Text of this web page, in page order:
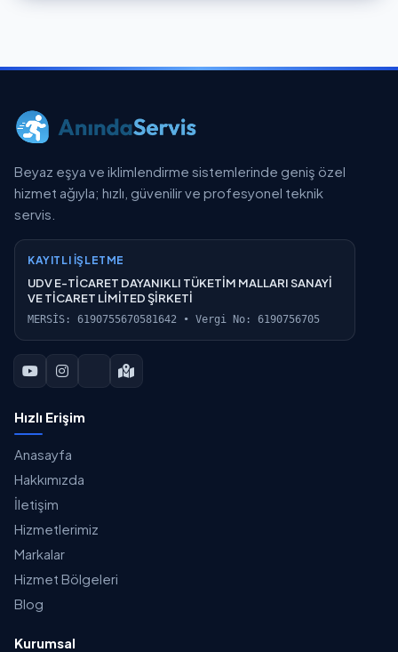
Beyaz eşya ve iklimlendirme sistemlerinde geniş özel
hizmet ağıyla; hızlı, güvenilir ve profesyonel teknik
servis.
KAYITLI İŞLETME
UDV E-TİCARET DAYANIKLI TÜKETİM MALLARI SANAYİ
VE TİCARET LİMİTED ŞİRKETİ
MERSİS: 6190755670581642 • Vergi No: 6190756705
Hızlı Erişim
Anasayfa
Hakkımızda
İletişim
Hizmetlerimiz
Markalar
Hizmet Bölgeleri
Blog
Kurumsal